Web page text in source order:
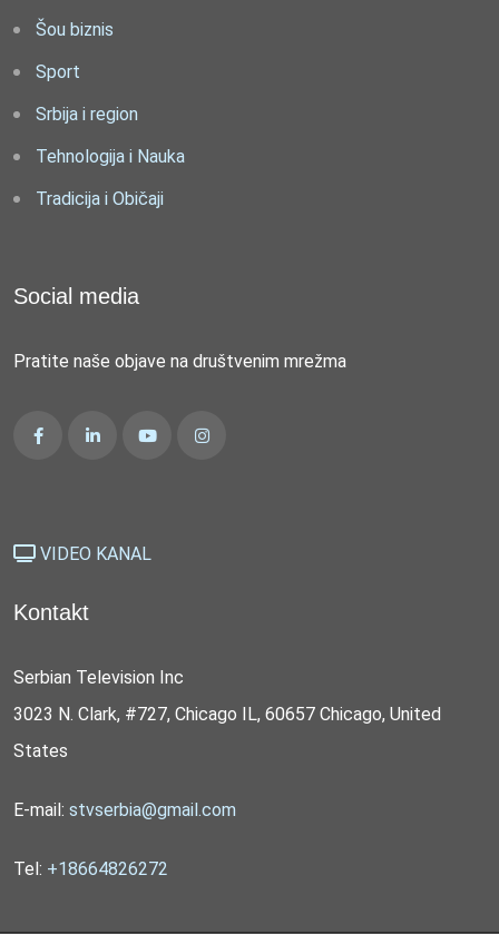
Šou biznis
Sport
Srbija i region
Tehnologija i Nauka
Tradicija i Običaji
Social media
Pratite naše objave na društvenim mrežma
VIDEO KANAL
Kontakt
Serbian Television Inc
3023 N. Clark, #727, Chicago IL, 60657 Chicago, United
States
E-mail: stvserbia@gmail.com
Tel: +18664826272